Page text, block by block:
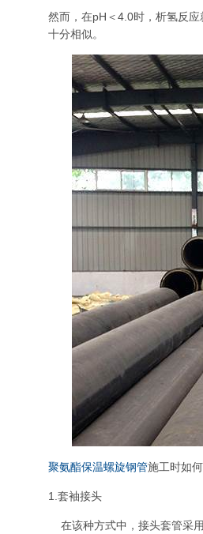
然而，在pH＜4.0时，析氢反
十分相似。
聚氨酯保温螺旋钢管施工时如
1.套袖接头
在该种方式中，接头套管采